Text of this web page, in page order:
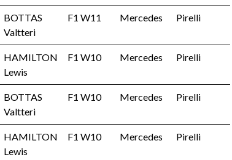
BOTTAS
Valtteri
F1 W11 Mercedes Pirelli
HAMILTON
Lewis
F1 W10 Mercedes Pirelli
BOTTAS
Valtteri
F1 W10 Mercedes Pirelli
HAMILTON
Lewis
F1 W10 Mercedes Pirelli